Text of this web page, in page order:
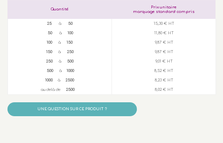
Quantité
Prix unitaire
marquage standard compris
25 à 50 15,30 € HT
50à 100 11,80 € HT
100 à 150 9,87 € HT
150à 250 9,87 € HT
250 à 500 9,01 € HT
500à 1000 8,52 € HT
1000 à 2500 8,23 € HT
au delà de 2500 8,02 € HT
UNE QUESTION SUR CE PRODUIT ?